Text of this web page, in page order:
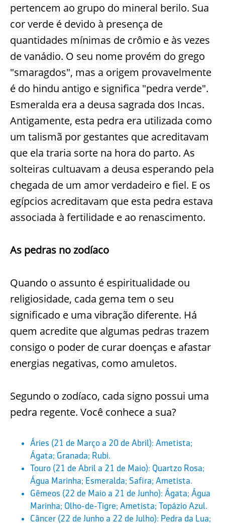
pertencem ao grupo do mineral berilo. Sua
cor verde é devido à presença de
quantidades mínimas de crômio e às vezes
de vanádio. O seu nome provém do grego
"smaragdos", mas a origem provavelmente
é do hindu antigo e significa "pedra verde".
Esmeralda era a deusa sagrada dos Incas.
Antigamente, esta pedra era utilizada como
um talismã por gestantes que acreditavam
que ela traria sorte na hora do parto. As
solteiras cultuavam a deusa esperando pela
chegada de um amor verdadeiro e fiel. E os
egípcios acreditavam que esta pedra estava
associada à fertilidade e ao renascimento.
As pedras no zodíaco
Quando o assunto é espiritualidade ou
religiosidade, cada gema tem o seu
significado e uma vibração diferente. Há
quem acredite que algumas pedras trazem
consigo o poder de curar doenças e afastar
energias negativas, como amuletos.
Segundo o zodíaco, cada signo possui uma
pedra regente. Você conhece a sua?
Áries (21 de Março a 20 de Abril): Ametista;
Ágata; Granada; Rubi.
Touro (21 de Abril a 21 de Maio): Quartzo Rosa;
Água Marinha; Esmeralda; Safira; Ametista.
Gêmeos (22 de Maio a 21 de Junho): Ágata; Água
Marinha; Olho-de-Tigre; Ametista; Topázio Azul.
Câncer (22 de Junho a 22 de Julho): Pedra da Lua;